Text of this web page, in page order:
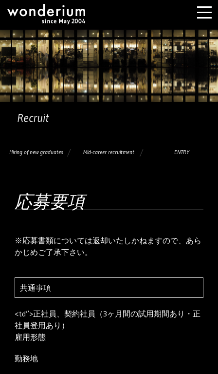
Recruit
Hiring of new graduates Mid-career recruitment ENTRY
応募要項
※応募書類については返却いたしかねますので、あら
かじめご了承下さい。
共通事項
<td”>正社員、契約社員（3ヶ月間の試用期間あり・正
社員登用あり）
雇用形態
勤務地